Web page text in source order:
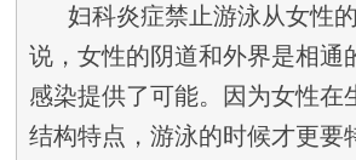
妇科炎症禁止游泳从女性
说，女性的阴道和外界是相通
感染提供了可能。因为女性在
结构特点，游泳的时候才更要